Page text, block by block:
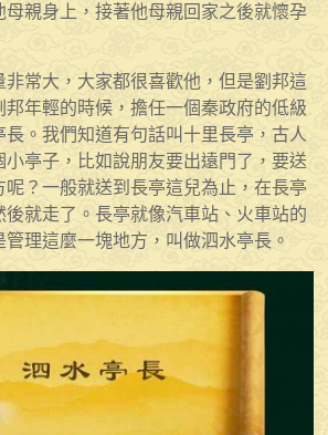
親身上，接著他母親回家之後就懷孕
常大，大家都很喜歡他，但是劉邦這
年輕的時候，擔任一個秦政府的低級
。我們知道有句話叫十里長亭，古人
亭子，比如說朋友要出遠門了，要送
？一般就送到長亭這兒為止，在長亭
就走了。長亭就像汽車站、火車站的
理這麼一塊地方，叫做泗水亭長。